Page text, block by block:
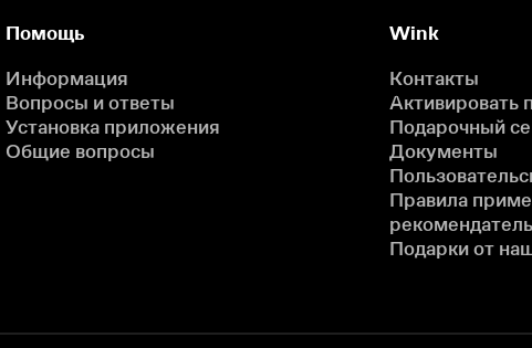
Помощь
Информация
Вопросы и ответы
Установка приложения
Общие вопросы
Wink
Контакты
Активировать
Подарочный
Документы
Правила
Подарки от